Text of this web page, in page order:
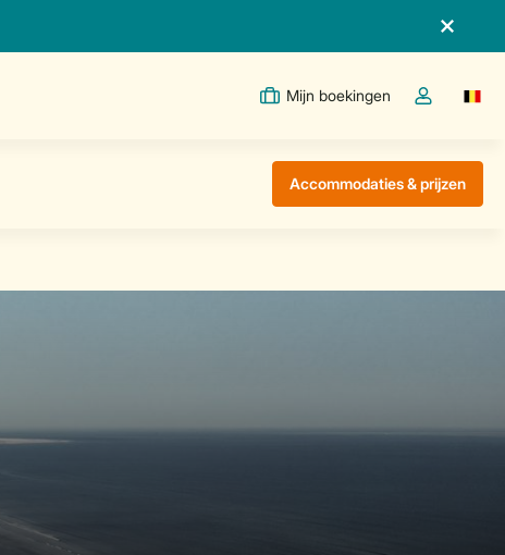
Mijn boekingen
Open de
Accommodaties & prijzen